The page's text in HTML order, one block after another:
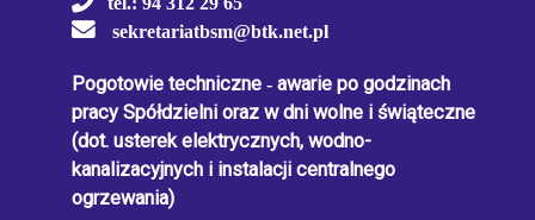
sekretariatbsm@btk.net.pl
Pogotowie techniczne - awarie po godzinach
pracy Spółdzielni oraz w dni wolne i świąteczne
(dot. usterek elektrycznych, wodno-
kanalizacyjnych i instalacji centralnego
ogrzewania)